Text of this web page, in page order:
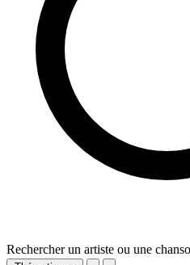
Rechercher un artiste ou une